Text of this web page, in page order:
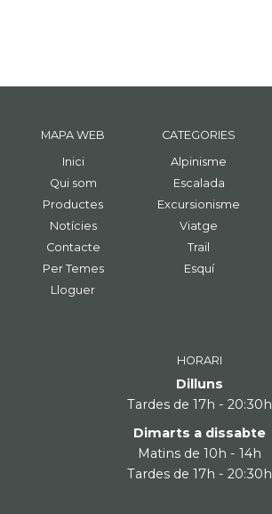
MAPA WEB
Inici
Qui som
Productes
Notícies
Contacte
Per Temes
Lloguer
CATEGORIES
Alpinisme
Escalada
Excursionisme
Viatge
Trail
Esquí
HORARI
Dilluns
Tardes de 17h - 20:30h
Dimarts a dissabte
Matins de 10h - 14h
Tardes de 17h - 20:30h